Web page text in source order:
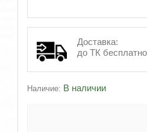
Доставка:
до ТК бесплатно
Наличие: В наличии